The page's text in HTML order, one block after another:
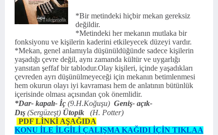
*Bir metindeki hiçbir mekan gereksiz
değildir.
*Metindeki her mekanın mutlaka bir
fonksiyonu ve kişilerin kaderini etkileyecek düzeyi vardır.
*Mekan, genel anlamıyla düşünüldüğünde sadece kişilerin
yaşadığı çevre değil, aynı zamanda kül­tür ve uygarlığı
yansıtan şeffaf bir tablodur.Olay kişileri, içinde yaşadıkları
çevreden ayrı dü­şünülmeyeceği için mekanın betimlenmesi
hem okurun olayı iyi kavraması hem de anlatının bü­tünlük
içerisinde olması açısından çok önemlidir.
*Dar- kapalı- İç (9.H.Koğuşu) Geniş- açık-
Dış (Sergüzeşt) Ütopik
(H. Potter)
PDF LİNKİ AŞAĞIDA
KONU İLE İLGİLİ ÇALIŞMA KAĞIDI İÇİN TIKLAA